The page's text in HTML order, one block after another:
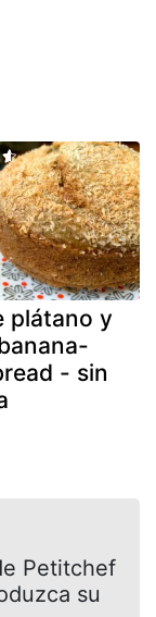
plátano y
- sin
Petitchef
su